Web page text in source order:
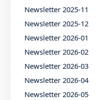
Newsletter 2025-11
Newsletter 2025-12
Newsletter 2026-01
Newsletter 2026-02
Newsletter 2026-03
Newsletter 2026-04
Newsletter 2026-05